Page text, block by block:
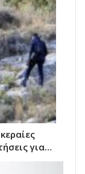
για…